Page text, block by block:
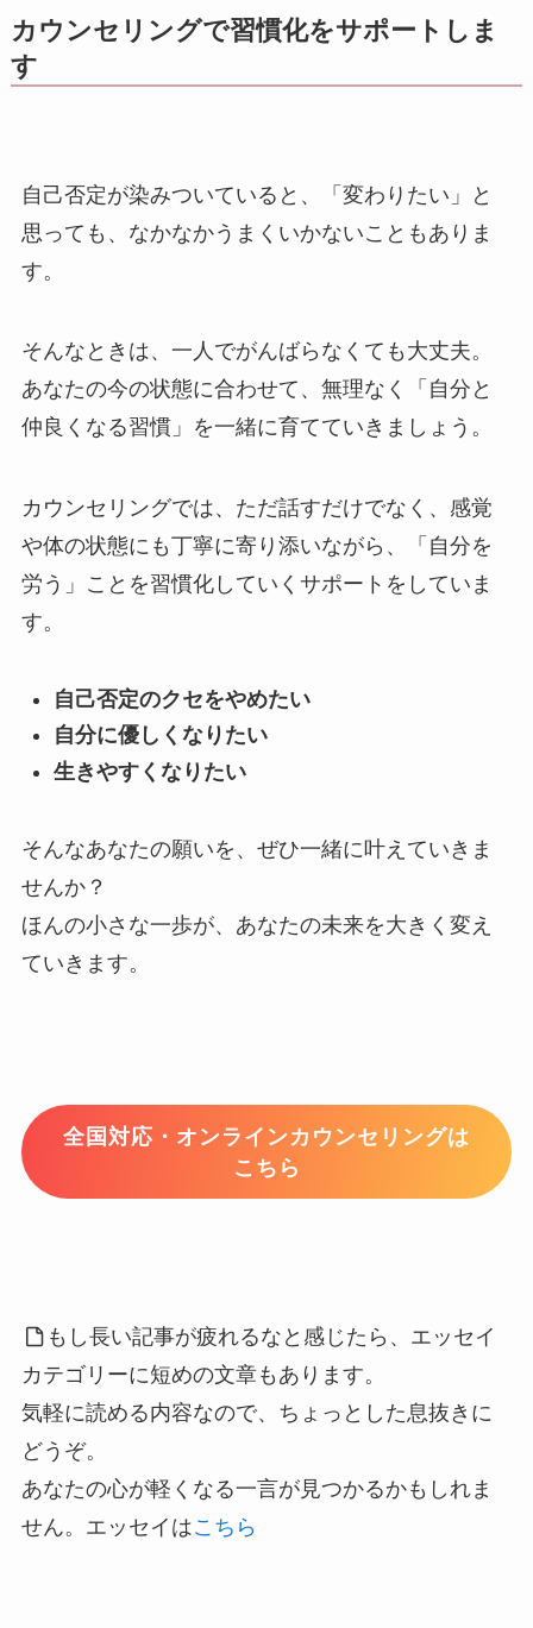
カウンセリングで習慣化をサポートしま
す
自己否定が染みついていると、「変わりたい」と
思っても、なかなかうまくいかないこともありま
す。
そんなときは、一人でがんばらなくても大丈夫。
あなたの今の状態に合わせて、無理なく「自分と
仲良くなる習慣」を一緒に育てていきましょう。
カウンセリングでは、ただ話すだけでなく、感覚
や体の状態にも丁寧に寄り添いながら、「自分を
労う」ことを習慣化していくサポートをしていま
す。
自己否定のクセをやめたい
自分に優しくなりたい
生きやすくなりたい
そんなあなたの願いを、ぜひ一緒に叶えていきま
せんか？
ほんの小さな一歩が、あなたの未来を大きく変え
ていきます。
全国対応・オンラインカウンセリングは
こちら
もし長い記事が疲れるなと感じたら、エッセイ
カテゴリーに短めの文章もあります。
気軽に読める内容なので、ちょっとした息抜きに
どうぞ。
あなたの心が軽くなる一言が見つかるかもしれま
せん。エッセイはこちら